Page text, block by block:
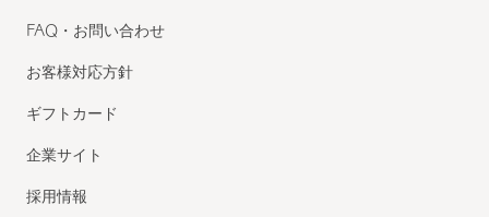
FAQ・お問い合わせ
お客様対応方針
ギフトカード
企業サイト
採用情報